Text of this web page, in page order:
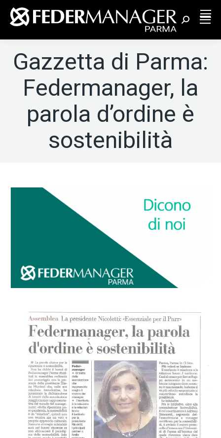
Cerca:
Gazzetta di Parma:
Federmanager, la
parola d’ordine è
sostenibilità